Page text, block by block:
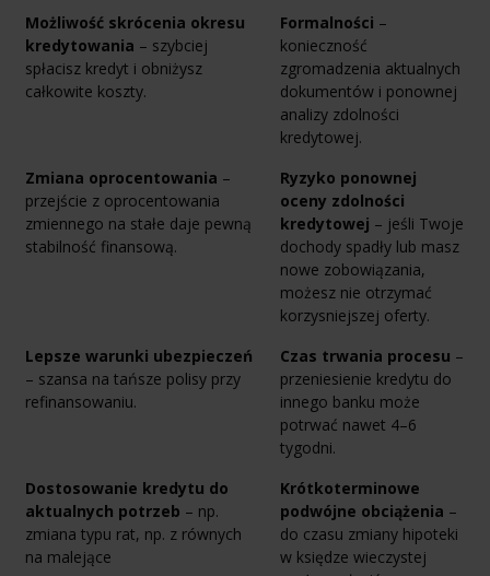
Możliwość skrócenia okresu
kredytowania – szybciej
spłacisz kredyt i obniżysz
całkowite koszty.
Formalności –
konieczność
zgromadzenia aktualnych
dokumentów i ponownej
analizy zdolności
kredytowej.
Zmiana oprocentowania –
przejście z oprocentowania
zmiennego na stałe daje pewną
stabilność finansową.
Ryzyko ponownej
oceny zdolności
kredytowej – jeśli Twoje
dochody spadły lub masz
nowe zobowiązania,
możesz nie otrzymać
korzysniejszej oferty.
Lepsze warunki ubezpieczeń
– szansa na tańsze polisy przy
refinansowaniu.
Czas trwania procesu –
przeniesienie kredytu do
innego banku może
potrwać nawet 4–6
tygodni.
Dostosowanie kredytu do
aktualnych potrzeb – np.
zmiana typu rat, np. z równych
na malejące
Krótkoterminowe
podwójne obciążenia –
do czasu zmiany hipoteki
w księdze wieczystej